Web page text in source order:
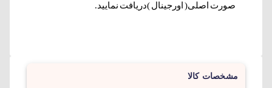
صورت اصلی( اورجینال )دریافت نمایید.
مشخصات کالا